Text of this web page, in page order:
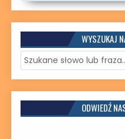
WYSZUKAJ
ODWIEDŹ